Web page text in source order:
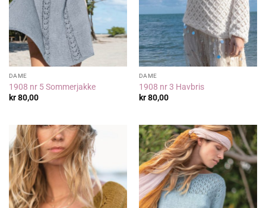
DAME
1908 nr 5 Sommerjakke
kr80,00
DAME
1908 nr 3 Havbris
kr80,00